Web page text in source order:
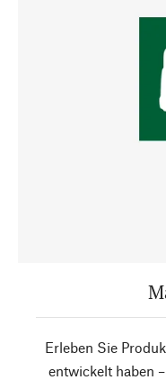
Erleben Sie
entwickelt haben